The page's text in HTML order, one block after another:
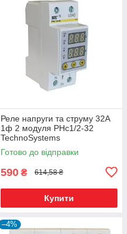
Реле напруги та струму 32A
1ф 2 модуля РНс1/2-32
TechnoSystems
Готово до відправки
590 ₴ 614,58 ₴
Купити
–4%